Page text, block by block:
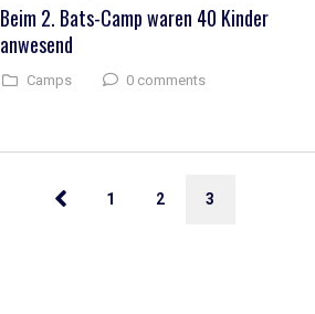
Beim 2. Bats-Camp waren 40 Kinder
anwesend
Camps 0 comments
1 2 3